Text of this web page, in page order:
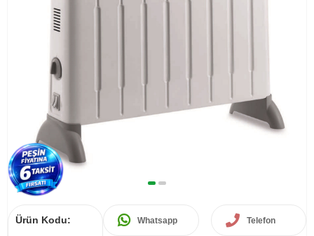
Ürün Kodu: Whatsapp Telefon